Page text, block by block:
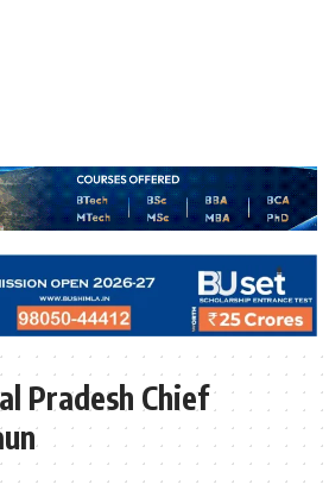
Pradesh Chief